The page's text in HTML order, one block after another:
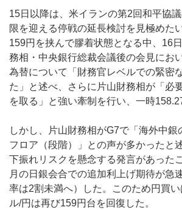
15日以降は、米イランの第2回和平協
限を迎える停戦の延長検討を見極めた
159円を挟んで膠着状態となる中、16
務相・中央銀行総裁会議後の会見にお
為替について「財務官レベルでの緊密
た」と述べ、さらに片山財務相が「必
を取る」と強い牽制を行い、一時
しかし、片山財務相がG7で「海外中銀
フロア（段階）」との声が多かったと
下振れリスクを懸念する発言があった
月の日銀会合での追加利上げ期待が急
率は2割未満へ）した。このため円買
ル/円は再び159円台を回復した。